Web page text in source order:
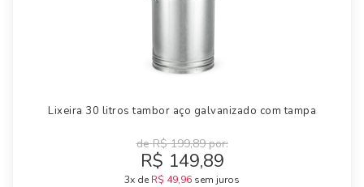
Lixeira 30 litros tambor aço galvanizado com tampa
deR$199,89por:
R$ 149,89
3x de R$ 49,96 sem juros